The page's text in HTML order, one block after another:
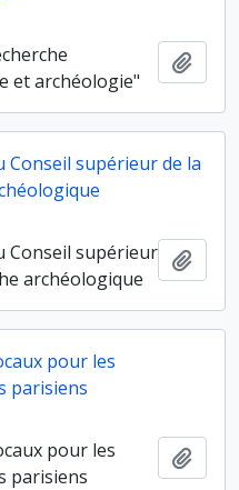
et archéologie"
Conseil supérieur de la
Conseil supérieur
archéologique
pour les
parisiens
pour les
parisiens